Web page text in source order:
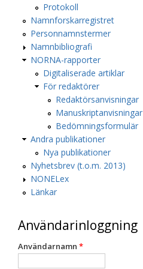
Protokoll
Namnforskarregistret
Personnamnstermer
Namnbibliografi
NORNA-rapporter
Digitaliserade artiklar
För redaktörer
Redaktörsanvisningar
Manuskriptanvisningar
Bedömningsformulär
Andra publikationer
Nya publikationer
Nyhetsbrev (t.o.m. 2013)
NONELex
Länkar
Användarinloggning
Användarnamn *